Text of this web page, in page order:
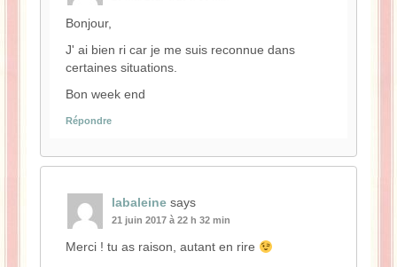
Bonjour,
J' ai bien ri car je me suis reconnue dans
certaines situations.
Bon week end
Répondre
labaleine says
21 juin 2017 à 22 h 32 min
Merci ! tu as raison, autant en rire